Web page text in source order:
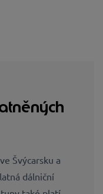
Švýcarsku a
dálniční